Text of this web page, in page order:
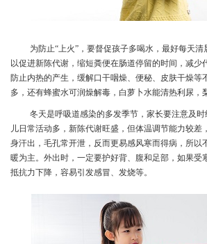
为防止“上火”，要督促孩子多喝水，最好每天
以促进新陈代谢，缩短粪便在肠道停留的时间，减少
防止内热的产生， 缓解口干咽燥、便秘、皮肤干燥等
多，还有蜂蜜水可润燥解毒，白萝卜水能清热利尿，
冬天是呼吸道感染的多发季节，家长要注意及
儿日常活动多，新陈代谢旺盛，但体温调节能力较差
身汗出，毛孔常开泄，反而更易感风寒而得病，所以
暖为主。外出时，一定要护好背、腹和足部，如果受
抵抗力下降，容易引发感冒、发烧等。